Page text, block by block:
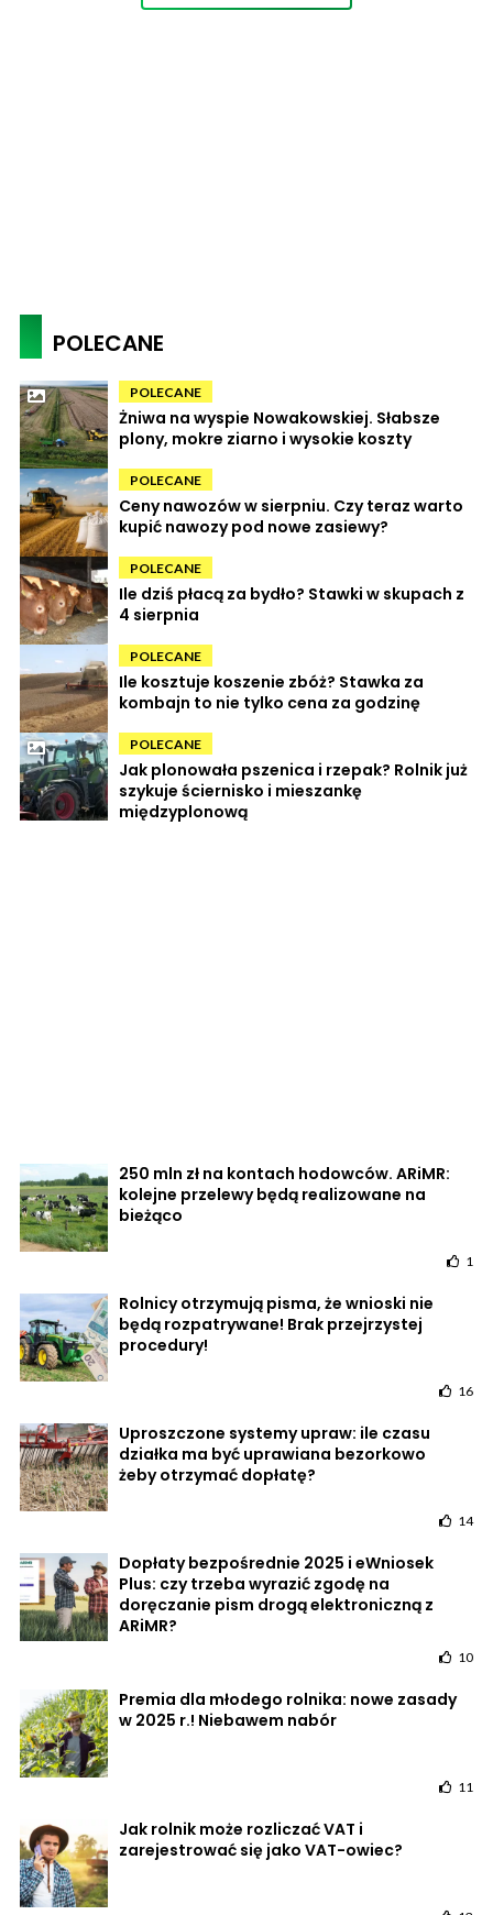
POLECANE
POLECANE
Żniwa na wyspie Nowakowskiej. Słabsze
plony, mokre ziarno i wysokie koszty
POLECANE
Ceny nawozów w sierpniu. Czy teraz warto
kupić nawozy pod nowe zasiewy?
POLECANE
Ile dziś płacą za bydło? Stawki w skupach z
4 sierpnia
POLECANE
Ile kosztuje koszenie zbóż? Stawka za
kombajn to nie tylko cena za godzinę
POLECANE
Jak plonowała pszenica i rzepak? Rolnik już
szykuje ściernisko i mieszankę
międzyplonową
250 mln zł na kontach hodowców. ARiMR:
kolejne przelewy będą realizowane na
bieżąco
1
Rolnicy otrzymują pisma, że wnioski nie
będą rozpatrywane! Brak przejrzystej
procedury!
16
Uproszczone systemy upraw: ile czasu
działka ma być uprawiana bezorkowo
żeby otrzymać dopłatę?
14
Dopłaty bezpośrednie 2025 i eWniosek
Plus: czy trzeba wyrazić zgodę na
doręczanie pism drogą elektroniczną z
ARiMR?
10
Premia dla młodego rolnika: nowe zasady
w 2025 r.! Niebawem nabór
11
Jak rolnik może rozliczać VAT i
zarejestrować się jako VAT-owiec?